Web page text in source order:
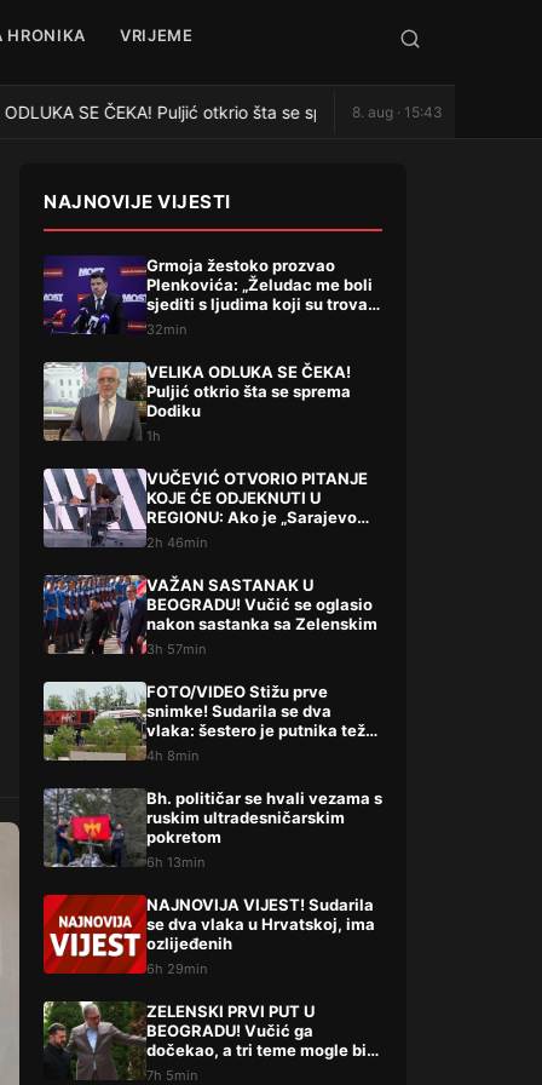
HRONIKA VRIJEME
SE ČEKA! Puljić otkrio šta se sprema Dodiku
8. aug · 15:43
NAJNOVIJE VIJESTI
Grmoja žestoko prozvao
Plenkovića: „Želudac me boli
sjediti s ljudima koji su trovali
Liku“
32min
VELIKA ODLUKA SE ČEKA!
Puljić otkrio šta se sprema
Dodiku
1h
VUČEVIĆ OTVORIO PITANJE
KOJE ĆE ODJEKNUTI U
REGIONU: Ako je „Sarajevo
safari“ afera, zašto Vučića
2h 46min
VAŽAN SASTANAK U
BEOGRADU! Vučić se oglasio
nakon sastanka sa Zelenskim
3h 57min
FOTO/VIDEO Stižu prve
snimke! Sudarila se dva
vlaka: šestero je putnika teže,
a 14 lakše ozlijeđeno
4h 8min
Bh. političar se hvali vezama s
ruskim ultradesničarskim
pokretom
6h 13min
NAJNOVIJA VIJEST! Sudarila
se dva vlaka u Hrvatskoj, ima
ozlijeđenih
6h 29min
ZELENSKI PRVI PUT U
BEOGRADU! Vučić ga
dočekao, a tri teme mogle bi
da promene mnogo toga
7h 5min